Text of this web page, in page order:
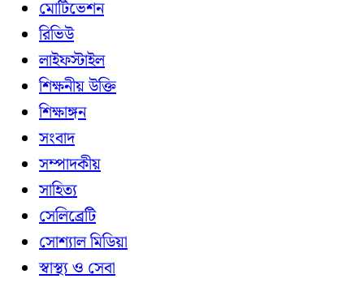
মোটিভেশন
রিভিউ
লাইফস্টাইল
শিক্ষনীয় উক্তি
শিক্ষাঙ্গন
সংবাদ
সম্পাদকীয়
সাহিত্য
সেলিব্রেটি
সোশ্যাল মিডিয়া
স্বাস্থ্য ও সেবা